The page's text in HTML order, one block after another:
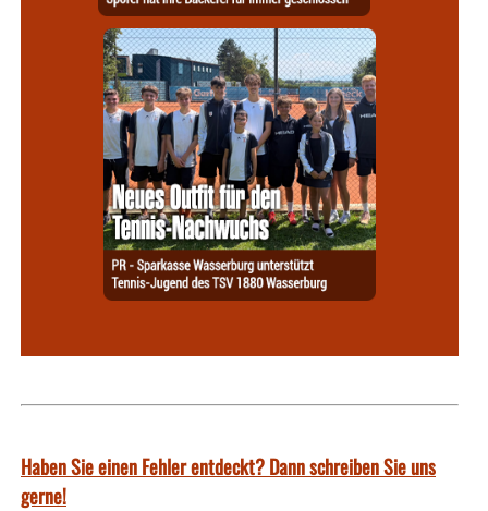
Haben Sie einen Fehler entdeckt? Dann schreiben Sie uns
gerne!